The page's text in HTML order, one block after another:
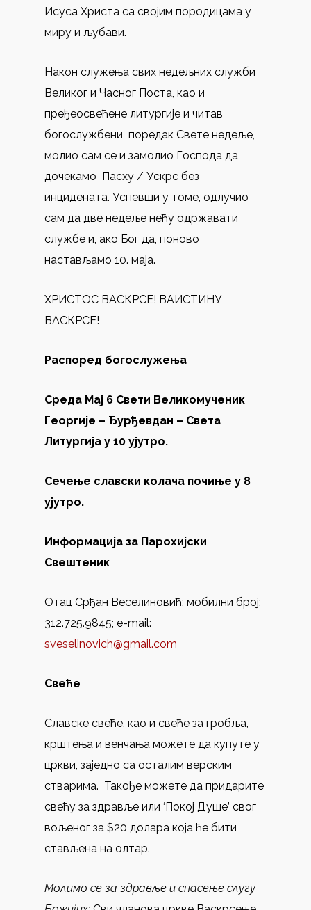
Исуса Христа са својим породицама у
миру и љубави.
Након служења свих недељних служби
Великог и Часног Поста, као и
пређеосвећене литургије и читав
богослужбени поредак Свете недеље,
молио сам се и замолио Господа да
дочекамо Пасху / Ускрс без
инцидената. Успевши у томе, одлучио
сам да две недеље нећу одржавати
службе и, ако Бог да, поново
настављамо 10. маја.
ХРИСТОС ВАСКРСЕ! ВАИСТИНУ
ВАСКРСЕ!
Распоред богослужења
Среда Мај 6 Свети Великомученик
Георгије – Ђурђевдан – Света
Литургија у 10 ујутро.
Сечење славски колача почиње у 8
ујутро.
Информација за Парохијски
Свештеник
Отац Срђан Веселиновић: мобилни број:
312.725.9845; e-mail:
sveselinovich@gmail.com
Свеће
Славске свеће, као и свеће за гробља,
крштења и венчања можете да купуте у
цркви, заједно са осталим верским
стварима. Такође можете дa придарите
свећу за здравље или ‘Покој Душе’ свог
вољеног за $20 долара која ће бити
стављенa на олтар.
Молимо се за здравље и спасење слугу